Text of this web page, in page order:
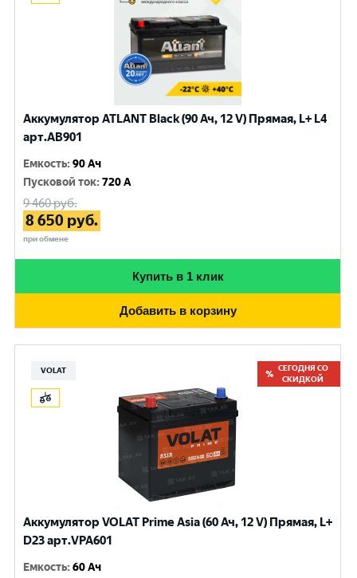
Аккумулятор ATLANT Black (90 Ач, 12 V) Прямая, L+ L4
арт.AB901
Емкость:90 Ач
Пусковой ток:720 A
9 460руб.
8 650 руб.
при обмене
Купить в 1 клик
Добавить в корзину
VOLAT
СЕГОДНЯ СО
СКИДКОЙ
Аккумулятор VOLAT Prime Asia (60 Ач, 12 V) Прямая, L+
D23 арт.VPA601
Емкость:60 Ач